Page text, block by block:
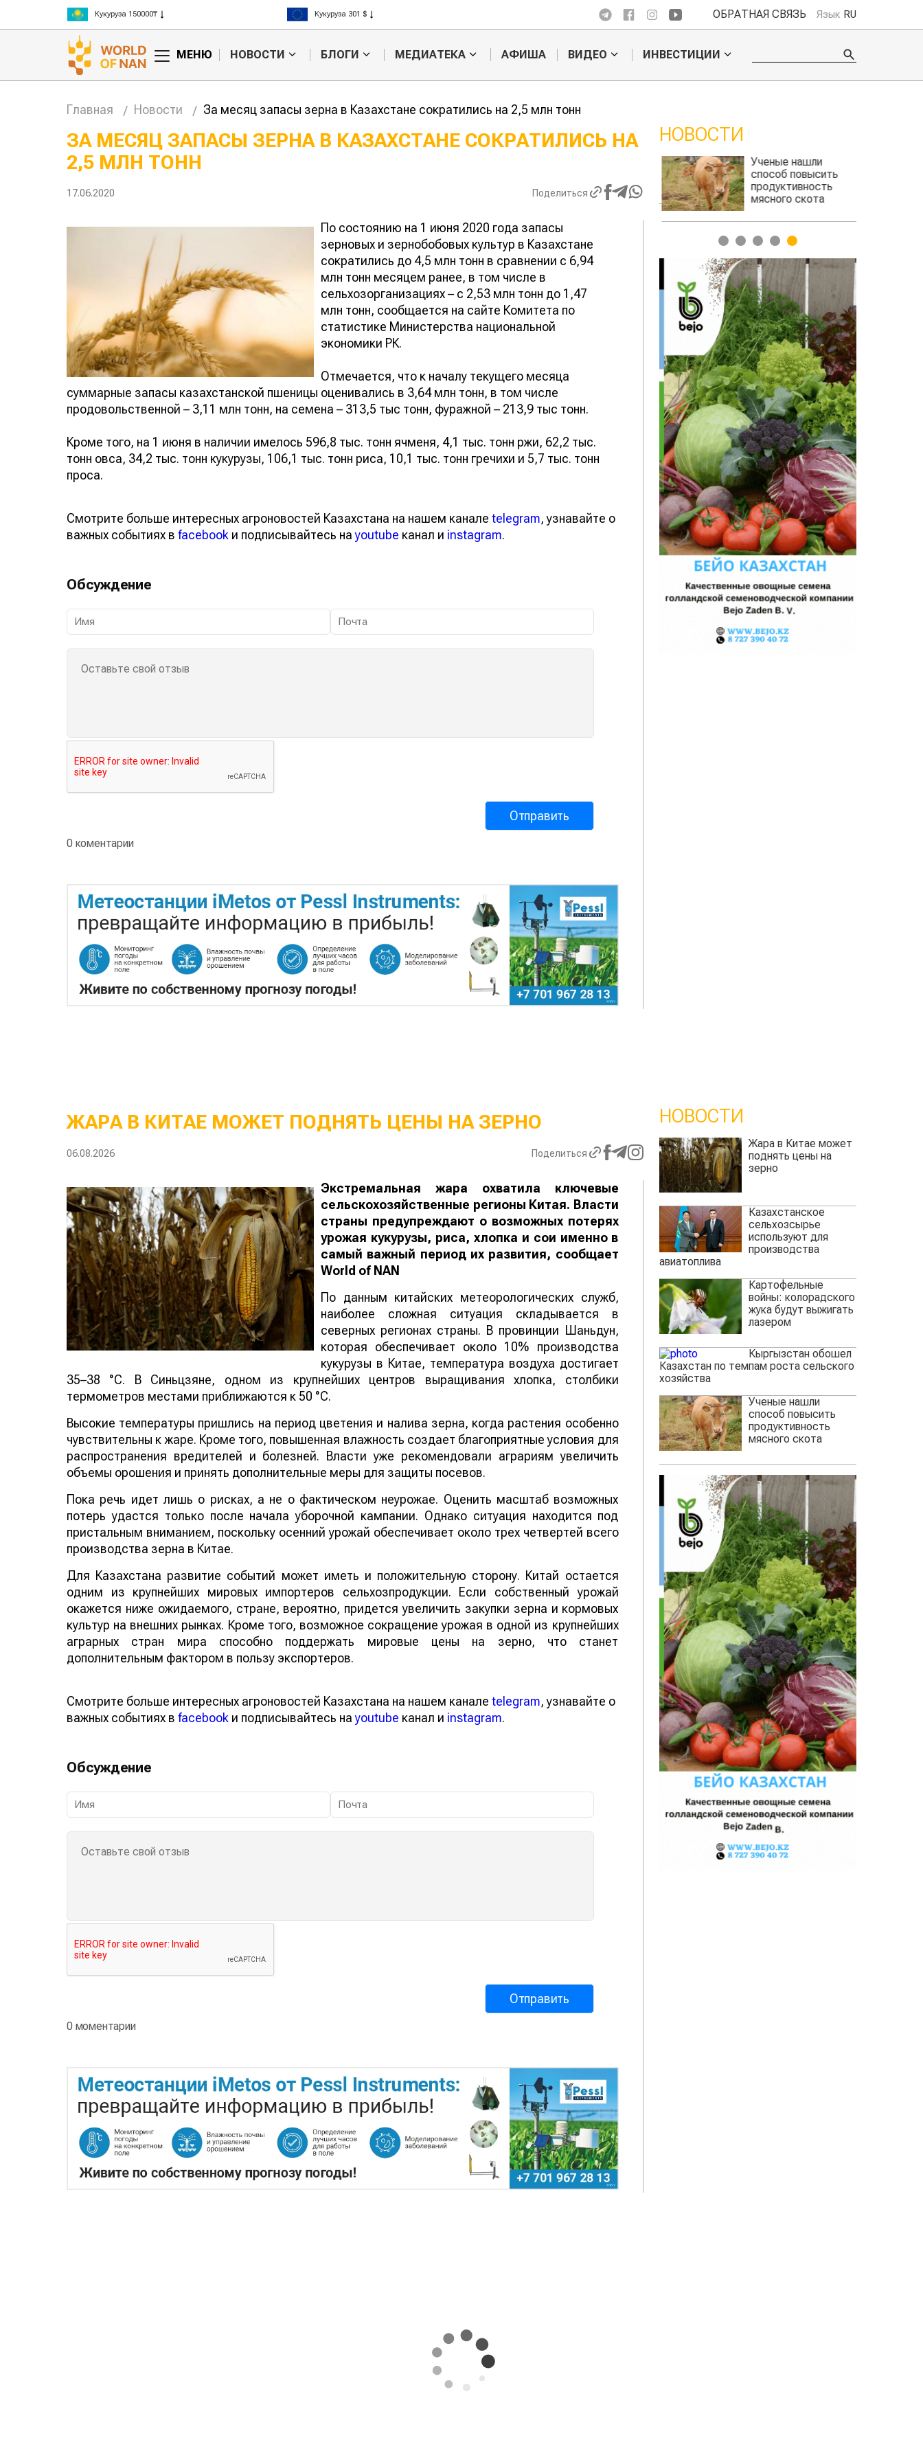
Рис 300000₸
Пшеница 3 класс 125000₸
Рис 408 $
Пшеница 423 $
ОБРАТНАЯ СВЯЗЬ Язык RU
МЕНЮ НОВОСТИ БЛОГИ МЕДИАТЕКА АФИША ВИДЕО ИНВЕСТИЦИИ
Главная Новости За месяц запасы зерна в Казахстане сократились на 2,5 млн тонн
ЗА МЕСЯЦ ЗАПАСЫ ЗЕРНА В КАЗАХСТАНЕ СОКРАТИЛИСЬ НА
2,5 МЛН ТОНН
17.06.2020 Поделиться
По состоянию на 1 июня 2020 года запасы
зерновых и зернобобовых культур в Казахстане
сократились до 4,5 млн тонн в сравнении с 6,94
млн тонн месяцем ранее, в том числе в
сельхозорганизациях – с 2,53 млн тонн до 1,47
млн тонн, сообщается на сайте Комитета по
статистике Министерства национальной
экономики РК.
Отмечается, что к началу текущего месяца
суммарные запасы казахстанской пшеницы оценивались в 3,64 млн тонн, в том числе
продовольственной – 3,11 млн тонн, на семена – 313,5 тыс тонн, фуражной – 213,9 тыс тонн.
Кроме того, на 1 июня в наличии имелось 596,8 тыс. тонн ячменя, 4,1 тыс. тонн ржи, 62,2 тыс.
тонн овса, 34,2 тыс. тонн кукурузы, 106,1 тыс. тонн риса, 10,1 тыс. тонн гречихи и 5,7 тыс. тонн
проса.
Смотрите больше интересных агроновостей Казахстана на нашем канале telegram, узнавайте о
важных событиях в facebook и подписывайтесь наyoutube канал и instagram.
Обсуждение
0 коментарии
НОВОСТИ
Казахстанское
Ученые нашли
способ повысить
продуктивность
мясного скота
1 2 3 4 5
ЖАРА В КИТАЕ МОЖЕТ ПОДНЯТЬ ЦЕНЫ НА ЗЕРНО
06.08.2026 Поделиться
Экстремальная жара охватила ключевые
сельскохозяйственные регионы Китая. Власти
страны предупреждают о возможных потерях
урожая кукурузы, риса, хлопка и сои именно в
самый важный период их развития, сообщает
World of NAN
По данным китайских метеорологических служб,
наиболее сложная ситуация складывается в
северных регионах страны. В провинции Шаньдун,
которая обеспечивает около 10% производства
кукурузы в Китае, температура воздуха достигает
35–38 °C. В Синьцзяне, одном из крупнейших центров выращивания хлопка, столбики
термометров местами приближаются к 50 °C.
Высокие температуры пришлись на период цветения и налива зерна, когда растения особенно
чувствительны к жаре. Кроме того, повышенная влажность создает благоприятные условия для
распространения вредителей и болезней. Власти уже рекомендовали аграриям увеличить
объемы орошения и принять дополнительные меры для защиты посевов.
Пока речь идет лишь о рисках, а не о фактическом неурожае. Оценить масштаб возможных
потерь удастся только после начала уборочной кампании. Однако ситуация находится под
пристальным вниманием, поскольку осенний урожай обеспечивает около трех четвертей всего
производства зерна в Китае.
Для Казахстана развитие событий может иметь и положительную сторону. Китай остается
одним из крупнейших мировых импортеров сельхозпродукции. Если собственный урожай
окажется ниже ожидаемого, стране, вероятно, придется увеличить закупки зерна и кормовых
культур на внешних рынках. Кроме того, возможное сокращение урожая в одной из крупнейших
аграрных стран мира способно поддержать мировые цены на зерно, что станет
дополнительным фактором в пользу экспортеров.
Смотрите больше интересных агроновостей Казахстана на нашем канале telegram, узнавайте о
важных событиях в facebook и подписывайтесь наyoutube канал и instagram.
Обсуждение
0 моментарии
НОВОСТИ
Жара в Китае может
поднять цены на
зерно
Казахстанское
сельхозсырье
используют для
производства
авиатоплива
Картофельные
войны: колорадского
жука будут выжигать
лазером
Кыргызстан обошел
Казахстан по темпам роста сельского
хозяйства
Ученые нашли
способ повысить
продуктивность
мясного скота